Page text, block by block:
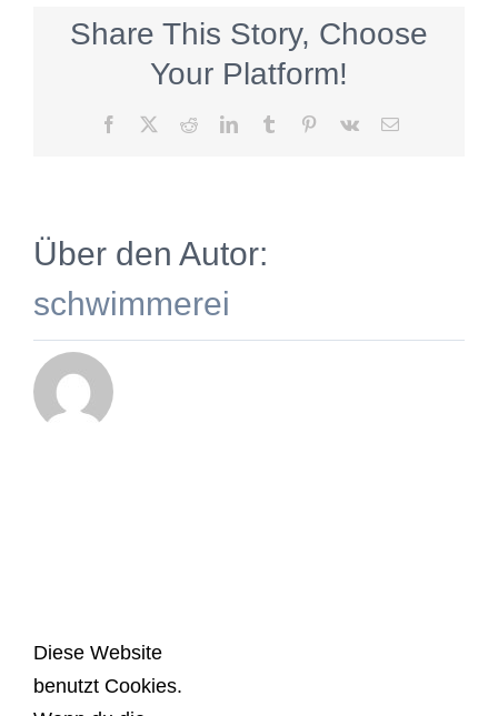
Share This Story, Choose
Your Platform!
Facebook RedditLinkedInTumblr Pinterest
Vk
E-
Über den Autor:
schwimmerei
© Copyright2026 | Schwimmerei Berlin | All
Diese Website
benutzt Cookies.